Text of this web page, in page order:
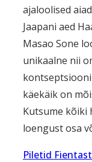
ajaloolised
Jaapani aed
Masao Sone
unikaalne nii
käekäik on
Kutsume kõiki
loengust osa
Piletid